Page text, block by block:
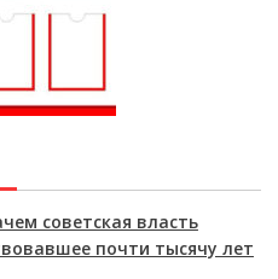
советская власть
почти тысячу лет